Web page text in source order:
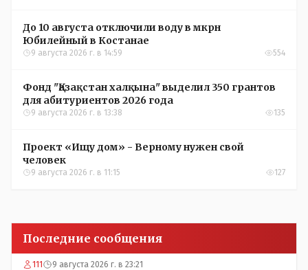
До 10 августа отключили воду в мкрн
Юбилейный в Костанае
9 августа 2026 г. в 14:59 554
Фонд "Қазақстан халқына" выделил 350 грантов
для абитуриентов 2026 года
9 августа 2026 г. в 13:38 135
Проект «Ищу дом» - Верному нужен свой
человек
9 августа 2026 г. в 11:15 127
Последние сообщения
111 9 августа 2026 г. в 23:21